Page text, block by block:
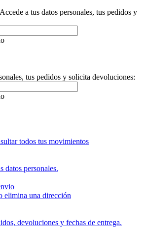
Accede a tus datos personales, tus pedidos y
tus pedidos y solicita devoluciones:
todos tus movimientos
datos personales.
elimina una dirección
devoluciones y fechas de entrega.